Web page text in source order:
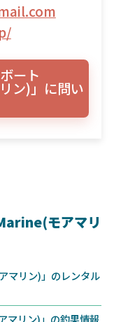
ート
ン)」に問い
モアマリ
マリン)」のレンタル